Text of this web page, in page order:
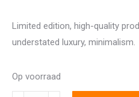
Limited edition, high-quality
understated luxury, minimalism.
Op voorraad